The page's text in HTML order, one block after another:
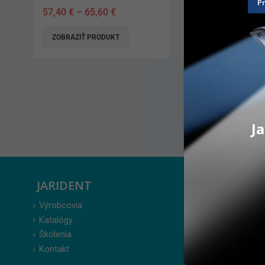
91,10€
ZOBRAZIŤ PRODUKT
AKCIA 4 + 1
bal v akcii 80,40
ZOBRAZIŤ
JARIDENT
Výrobcovia
Katalógy
Školenia
Kontakt